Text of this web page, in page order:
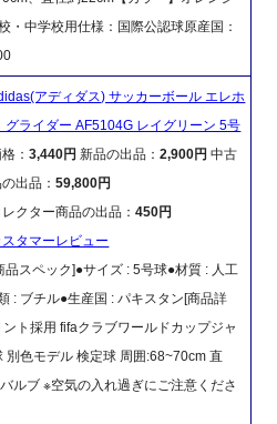
・中学校用仕様：国際公認球原産国：
アディダス) サッカーボール エレホ
グライダー AF5104G レイグリーン 5号
格：3,440円新品の出品：2,900円 中古
の出品：59,800円
レクター商品の出品：450円
スタマーレビュー
品スペック]●サイズ : 5号球●材質 : 人工
: ブチル●生産国 : パキスタン[商品詳
ト採用 fifaクラブワールドカップジャ
色モデル 検定球 周囲:68~70cm 直
ルブ ※空気の入れ過ぎにご注意くださ